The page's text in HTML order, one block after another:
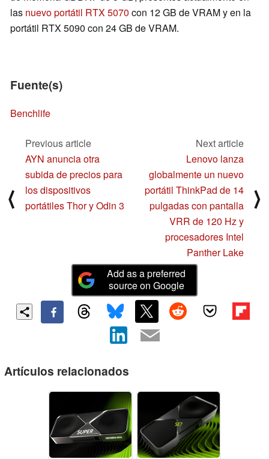
las nuevo portátil RTX 5070 con 12 GB de VRAM y en la
portátil RTX 5090 con 24 GB de VRAM.
Fuente(s)
Benchlife
⟨
Previous article
AYN anuncia otra
subida de precios para
los dispositivos
portátiles Thor y Odin 3
Next article
Lenovo lanza
globalmente un nuevo
portátil ThinkPad de 14
pulgadas con pantalla
VRR de 120 Hz y
procesadores Intel
Panther Lake
⟩
Add as a preferred
source on Google
Artículos relacionados